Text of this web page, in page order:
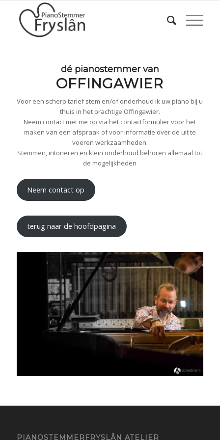
dé pianostemmer van
OFFINGAWIER
Voor een scherp tarief stem en/of onderhoud ik uw piano bij u
thuis in het prachtige Offingawier.
Neem contact met me op via het contactformulier voor het
maken van een afspraak of voor informatie over de uit te
voeren werkzaamheden.
Stemmen, intoneren en klein onderhoud behoren allemaal tot
de mogelijkheden
Neem contact op
terug naar de hoofdpagina
PIANOSTEMMERFRYSLÂN ATELIER